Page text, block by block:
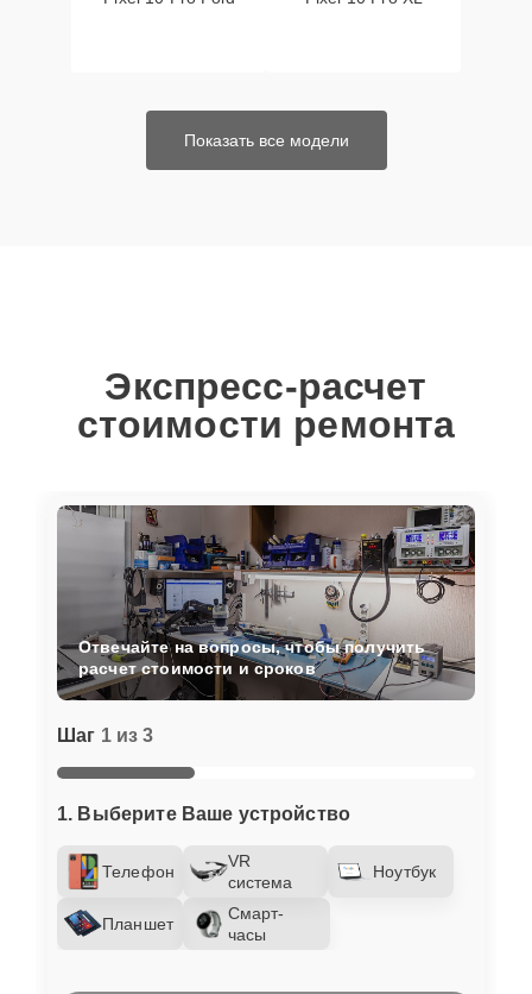
Показать все модели
Экспресс-расчет
стоимости ремонта
Шаг 1 из 3
1. Выберите Ваше устройство
Телефон
VR
система
Ноутбук
Планшет
Смарт-
часы
Отвечайте на вопросы, чтобы получить
расчет стоимости и сроков